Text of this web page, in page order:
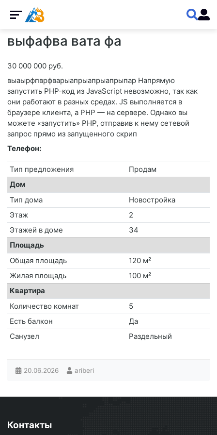
выфафва вата фа
30 000 000 руб.
выаырфпврфварыапрыапрыапрыпар Напрямую
запустить PHP-код из JavaScript невозможно, так как
они работают в разных средах. JS выполняется в
браузере клиента, а PHP — на сервере. Однако вы
можете «запустить» PHP, отправив к нему сетевой
запрос прямо из запущенного скрип
Телефон:
Тип предложения
Продам
Дом
Тип дома
Новостройка
Этаж
2
Этажей в доме
34
Площадь
Общая площадь
120 м²
Жилая площадь
100 м²
Квартира
Количество комнат
5
Есть балкон
Да
Санузел
Раздельный
20.06.2026 ariberi
Контакты